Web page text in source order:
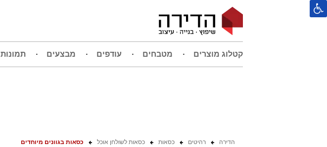
קטלוג מוצרים מטבחים עודפים מבצעים תמונות
הדירה רהיטים כסאות כסאות לשולחן אוכל כסאות בגוונים מיוחדים